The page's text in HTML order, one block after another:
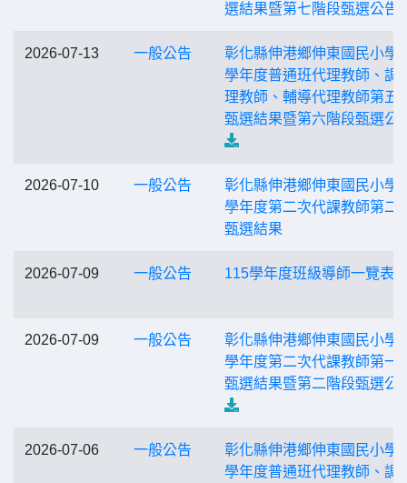
選結果暨第七階段甄選公告
2026-07-13 一般公告
彰化縣伸港鄉伸東國民小學
學年度普通班代理教師、調
理教師、輔導代理教師第五
甄選結果暨第六階段甄選公
2026-07-10 一般公告
彰化縣伸港鄉伸東國民小學
學年度第二次代課教師第二
甄選結果
2026-07-09 一般公告 115學年度班級導師一覽表
2026-07-09 一般公告
彰化縣伸港鄉伸東國民小學
學年度第二次代課教師第一
甄選結果暨第二階段甄選公
2026-07-06 一般公告
彰化縣伸港鄉伸東國民小學
學年度普通班代理教師、調